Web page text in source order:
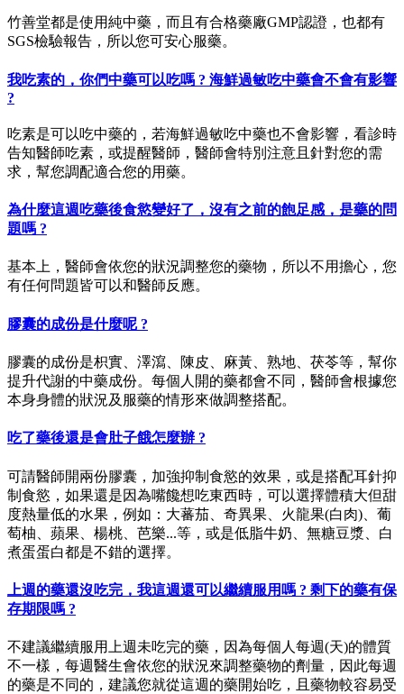
竹善堂都是使用純中藥，而且有合格藥廠GMP認證，也都有
SGS檢驗報告，所以您可安心服藥。
我吃素的，你們中藥可以吃嗎 ? 海鮮過敏吃中藥會不會有影響
?
吃素是可以吃中藥的，若海鮮過敏吃中藥也不會影響，看診時
告知醫師吃素，或提醒醫師，醫師會特別注意且針對您的需
求，幫您調配適合您的用藥。
為什麼這週吃藥後食慾變好了，沒有之前的飽足感，是藥的問
題嗎 ?
基本上，醫師會依您的狀況調整您的藥物，所以不用擔心，您
有任何問題皆可以和醫師反應。
膠囊的成份是什麼呢 ?
膠囊的成份是枳實、澤瀉、陳皮、麻黃、熟地、茯苓等，幫你
提升代謝的中藥成份。每個人開的藥都會不同，醫師會根據您
本身身體的狀況及服藥的情形來做調整搭配。
吃了藥後還是會肚子餓怎麼辦 ?
可請醫師開兩份膠囊，加強抑制食慾的效果，或是搭配耳針抑
制食慾，如果還是因為嘴饞想吃東西時，可以選擇體積大但甜
度熱量低的水果，例如：大蕃茄、奇異果、火龍果(白肉)、葡
萄柚、蘋果、楊桃、芭樂...等，或是低脂牛奶、無糖豆漿、白
煮蛋蛋白都是不錯的選擇。
上週的藥還沒吃完，我這週還可以繼續服用嗎 ? 剩下的藥有保
存期限嗎 ?
不建議繼續服用上週未吃完的藥，因為每個人每週(天)的體質
不一樣，每週醫生會依您的狀況來調整藥物的劑量，因此每週
的藥是不同的，建議您就從這週的藥開始吃，且藥物較容易受